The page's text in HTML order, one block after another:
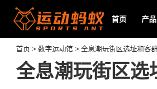
首页 产
首页 > 数字运动馆 > 全息潮玩街区选址和客
全息潮玩街区选